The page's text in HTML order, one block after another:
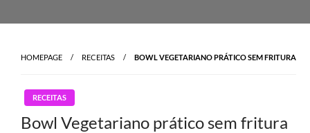
HOMEPAGE RECEITAS BOWL VEGETARIANO PRÁTICO SEM FRITURA
RECEITAS
Bowl Vegetariano prático sem fritura